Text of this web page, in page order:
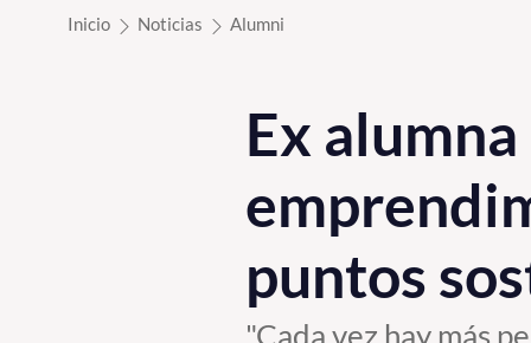
Inicio Noticias Alumni
Ex
puntos
"Cada vez hay más